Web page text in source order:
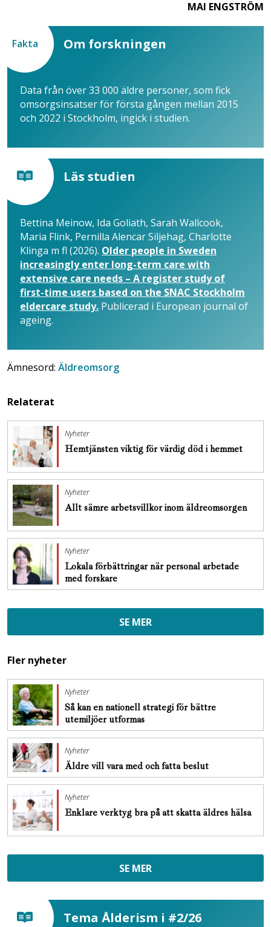
MAI ENGSTRÖM
Fakta Om forskningen
Data från över 33 000 äldre personer, som fick
omsorgsinsatser för första gången mellan 2015
och 2022 i Stockholm, ingick i studien.
Läs studien
Bettina Meinow, Ida Goliath, Sarah Wallcook,
Maria Flink, Pernilla Alencar Siljehag, Charlotte
Klinga m fl (2026). Older people in Sweden
increasingly enter long-term care with
extensive care needs – A register study of
first-time users based on the SNAC Stockholm
eldercare study. Publicerad i European journal of
ageing.
Ämnesord: Äldreomsorg
Relaterat
Nyheter
Hemtjänsten viktig för värdig död i hemmet
Nyheter
Allt sämre arbetsvillkor inom äldreomsorgen
Nyheter
Lokala förbättringar när personal arbetade
med forskare
SE MER
Fler nyheter
Nyheter
Så kan en nationell strategi för bättre
utemiljöer utformas
Nyheter
Äldre vill vara med och fatta beslut
Nyheter
Enklare verktyg bra på att skatta äldres hälsa
SE MER
Tema Ålderism i #2/26